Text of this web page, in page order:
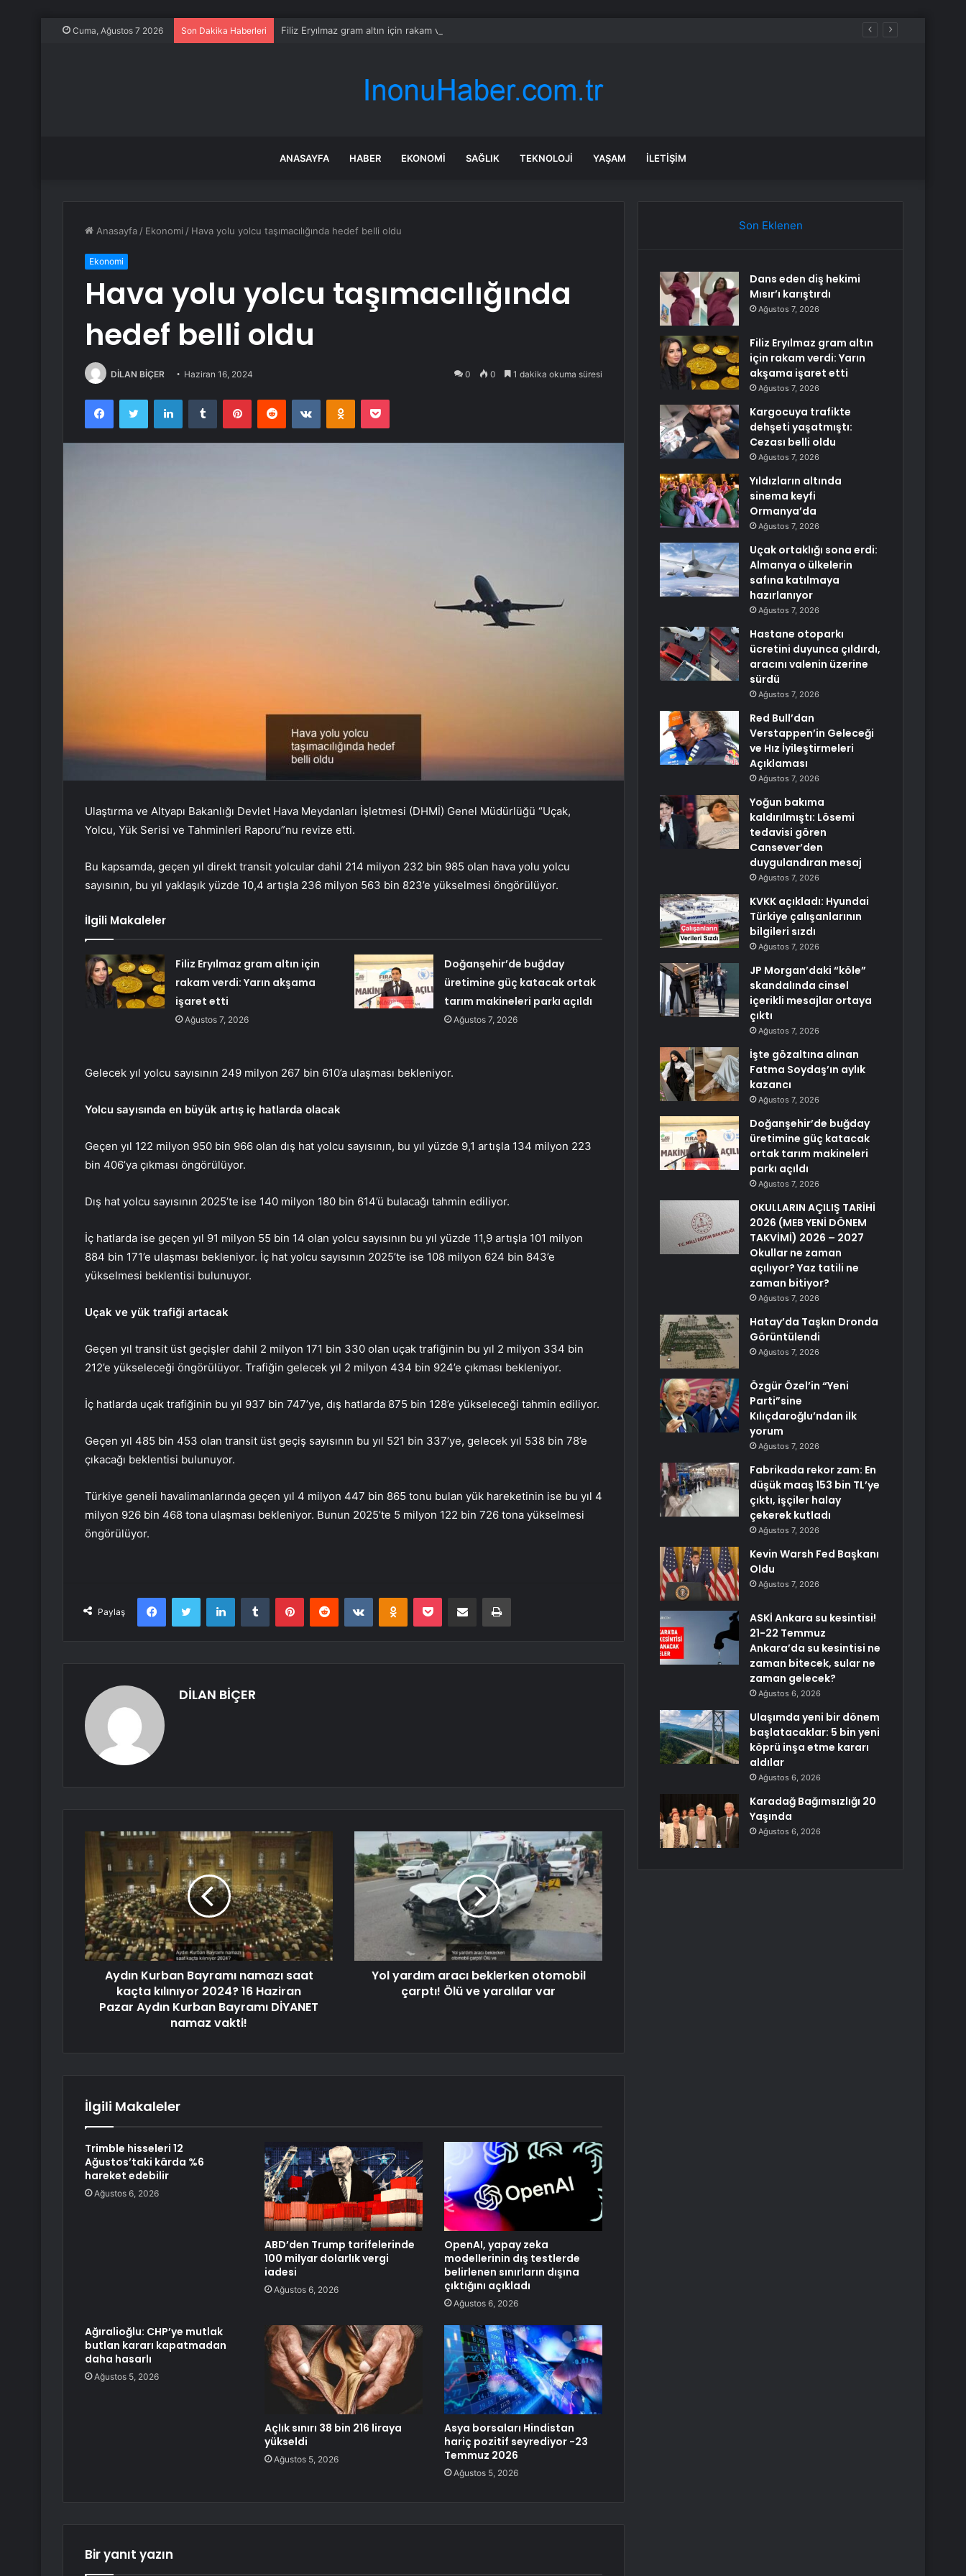
Cuma, Ağustos 7 2026 Son Dakika Haberleri Filiz Eryılmaz gram altın için rakam verdi: Yarın akşama işaret etti
ANASAYFA HABER EKONOMI SAĞLIK TEKNOLOJI YAŞAM İLETIŞIM
Anasayfa / Ekonomi / Hava yolu yolcu taşımacılığında hedef belli oldu
Ekonomi
Hava yolu yolcu taşımacılığında
hedef belli oldu
DİLAN BİÇER Haziran 16, 2024 0 0 1 dakika okuma süresi
FacebookTwitter LinkedInTumblr PinterestReddit VKontakteOdnoklassniki
Pocket
Ulaştırma ve Altyapı Bakanlığı Devlet Hava Meydanları İşletmesi (DHMİ) Genel Müdürlüğü “Uçak,
Yolcu, Yük Serisi ve Tahminleri Raporu”nu revize etti.
Bu kapsamda, geçen yıl direkt transit yolcular dahil 214 milyon 232 bin 985 olan hava yolu yolcu
sayısının, bu yıl yaklaşık yüzde 10,4 artışla 236 milyon 563 bin 823’e yükselmesi öngörülüyor.
İlgili Makaleler
Filiz Eryılmaz gram altın için
rakam verdi: Yarın akşama
işaret etti
Ağustos 7, 2026
Doğanşehir’de buğday
üretimine güç katacak ortak
tarım makineleri parkı açıldı
Ağustos 7, 2026
Gelecek yıl yolcu sayısının 249 milyon 267 bin 610’a ulaşması bekleniyor.
Yolcu sayısında en büyük artış iç hatlarda olacak
Geçen yıl 122 milyon 950 bin 966 olan dış hat yolcu sayısının, bu yıl yüzde 9,1 artışla 134 milyon 223
bin 406’ya çıkması öngörülüyor.
Dış hat yolcu sayısının 2025’te ise 140 milyon 180 bin 614’ü bulacağı tahmin ediliyor.
İç hatlarda ise geçen yıl 91 milyon 55 bin 14 olan yolcu sayısının bu yıl yüzde 11,9 artışla 101 milyon
884 bin 171’e ulaşması bekleniyor. İç hat yolcu sayısının 2025’te ise 108 milyon 624 bin 843’e
yükselmesi beklentisi bulunuyor.
Uçak ve yük trafiği artacak
Geçen yıl transit üst geçişler dahil 2 milyon 171 bin 330 olan uçak trafiğinin bu yıl 2 milyon 334 bin
212’e yükseleceği öngörülüyor. Trafiğin gelecek yıl 2 milyon 434 bin 924’e çıkması bekleniyor.
İç hatlarda uçak trafiğinin bu yıl 937 bin 747’ye, dış hatlarda 875 bin 128’e yükseleceği tahmin ediliyor.
Geçen yıl 485 bin 453 olan transit üst geçiş sayısının bu yıl 521 bin 337’ye, gelecek yıl 538 bin 78’e
çıkacağı beklentisi bulunuyor.
Türkiye geneli havalimanlarında geçen yıl 4 milyon 447 bin 865 tonu bulan yük hareketinin ise bu yıl 4
milyon 926 bin 468 tona ulaşması bekleniyor. Bunun 2025’te 5 milyon 122 bin 726 tona yükselmesi
öngörülüyor.
Paylaş
FacebookTwitter LinkedInTumblr PinterestReddit VKontakteOdnoklassniki
Pocket E-Posta ile paylaş Yazdır
DİLAN BİÇER
Aydın Kurban Bayramı namazı saat
kaçta kılınıyor 2024? 16 Haziran
Pazar Aydın Kurban Bayramı DİYANET
namaz vakti!
Yol yardım aracı beklerken otomobil
çarptı! Ölü ve yaralılar var
İlgili Makaleler
Trimble hisseleri 12
Ağustos’taki kârda %6
hareket edebilir
Ağustos 6, 2026
ABD’den Trump tarifelerinde
100 milyar dolarlık vergi
iadesi
Ağustos 6, 2026
OpenAI, yapay zeka
modellerinin dış testlerde
belirlenen sınırların dışına
çıktığını açıkladı
Ağustos 6, 2026
Ağıralioğlu: CHP’ye mutlak
butlan kararı kapatmadan
daha hasarlı
Ağustos 5, 2026
Açlık sınırı 38 bin 216 liraya
yükseldi
Ağustos 5, 2026
Asya borsaları Hindistan
hariç pozitif seyrediyor -23
Temmuz 2026
Ağustos 5, 2026
Bir yanıt yazın
Son Eklenen
Dans eden diş hekimi
Mısır’ı karıştırdı
Ağustos 7, 2026
Filiz Eryılmaz gram altın
için rakam verdi: Yarın
akşama işaret etti
Ağustos 7, 2026
Kargocuya trafikte
dehşeti yaşatmıştı:
Cezası belli oldu
Ağustos 7, 2026
Yıldızların altında
sinema keyfi
Ormanya’da
Ağustos 7, 2026
Uçak ortaklığı sona erdi:
Almanya o ülkelerin
safına katılmaya
hazırlanıyor
Ağustos 7, 2026
Hastane otoparkı
ücretini duyunca çıldırdı,
aracını valenin üzerine
sürdü
Ağustos 7, 2026
Red Bull’dan
Verstappen’in Geleceği
ve Hız İyileştirmeleri
Açıklaması
Ağustos 7, 2026
Yoğun bakıma
kaldırılmıştı: Lösemi
tedavisi gören
Cansever’den
duygulandıran mesaj
Ağustos 7, 2026
KVKK açıkladı: Hyundai
Türkiye çalışanlarının
bilgileri sızdı
Ağustos 7, 2026
JP Morgan’daki “köle”
skandalında cinsel
içerikli mesajlar ortaya
çıktı
Ağustos 7, 2026
İşte gözaltına alınan
Fatma Soydaş’ın aylık
kazancı
Ağustos 7, 2026
Doğanşehir’de buğday
üretimine güç katacak
ortak tarım makineleri
parkı açıldı
Ağustos 7, 2026
OKULLARIN AÇILIŞ TARİHİ
2026 (MEB YENİ DÖNEM
TAKVİMİ) 2026 – 2027
Okullar ne zaman
açılıyor? Yaz tatili ne
zaman bitiyor?
Ağustos 7, 2026
Hatay’da Taşkın Dronda
Görüntülendi
Ağustos 7, 2026
Özgür Özel’in “Yeni
Parti”sine
Kılıçdaroğlu’ndan ilk
yorum
Ağustos 7, 2026
Fabrikada rekor zam: En
düşük maaş 153 bin TL’ye
çıktı, işçiler halay
çekerek kutladı
Ağustos 7, 2026
Kevin Warsh Fed Başkanı
Oldu
Ağustos 7, 2026
ASKİ Ankara su kesintisi!
21-22 Temmuz
Ankara’da su kesintisi ne
zaman bitecek, sular ne
zaman gelecek?
Ağustos 6, 2026
Ulaşımda yeni bir dönem
başlatacaklar: 5 bin yeni
köprü inşa etme kararı
aldılar
Ağustos 6, 2026
Karadağ Bağımsızlığı 20
Yaşında
Ağustos 6, 2026